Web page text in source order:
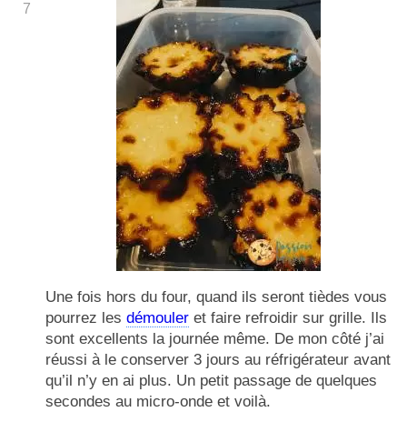
7
Une fois hors du four, quand ils seront tièdes vous
pourrez les démouler et faire refroidir sur grille. Ils
sont excellents la journée même. De mon côté j’ai
réussi à le conserver 3 jours au réfrigérateur avant
qu’il n’y en ai plus. Un petit passage de quelques
secondes au micro-onde et voilà.